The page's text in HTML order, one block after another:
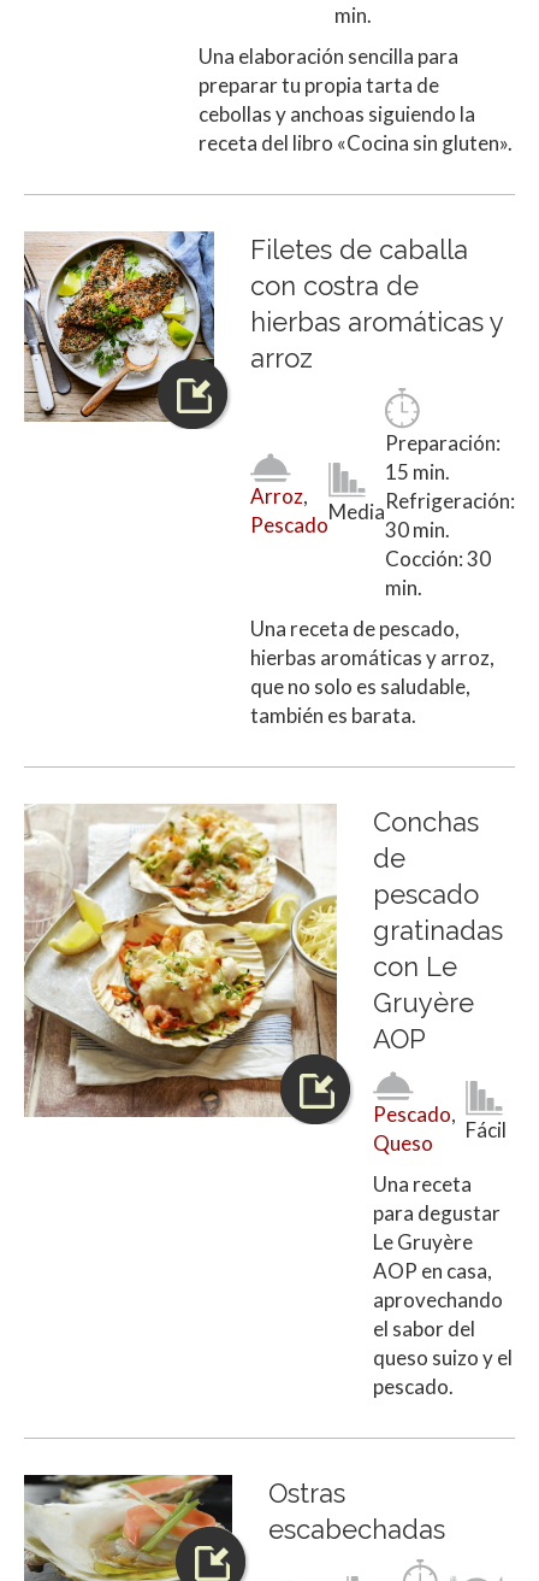
min.
Una elaboración sencilla para
preparar tu propia tarta de
cebollas y anchoas siguiendo la
receta del libro «Cocina sin gluten».
Filetes de caballa
con costra de
hierbas aromáticas y
arroz
Arroz,
Pescado
Media
Preparación:
15 min.
Refrigeración:
30 min.
Cocción: 30
min.
Una receta de pescado,
hierbas aromáticas y arroz,
que no solo es saludable,
también es barata.
Conchas
de
pescado
gratinadas
con Le
Gruyère
AOP
Pescado,
Queso
Fácil
Una receta
para degustar
Le Gruyère
AOP en casa,
aprovechando
el sabor del
queso suizo y el
pescado.
Ostras
escabechadas